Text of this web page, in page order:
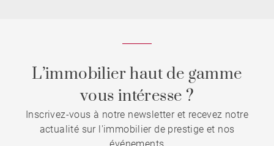
L’immobilier haut de gamme
vous intéresse ?
Inscrivez-vous à notre newsletter et recevez notre
actualité sur l'immobilier de prestige et nos